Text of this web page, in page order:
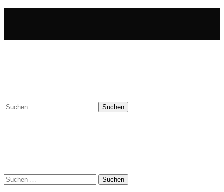
Suchen
nach:
Suchen
nach: